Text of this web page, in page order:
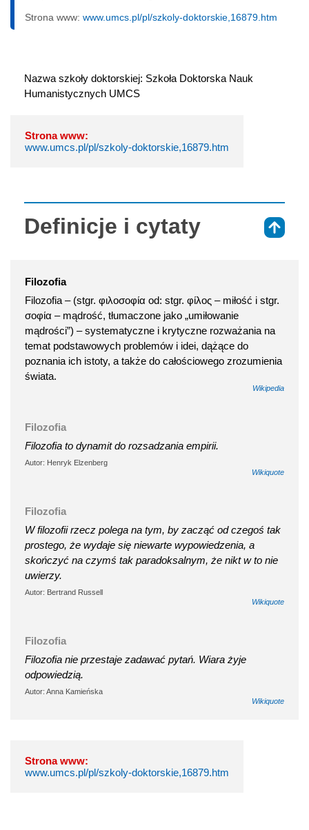
Strona www: www.umcs.pl/pl/szkoly-doktorskie,16879.htm
Nazwa szkoły doktorskiej: Szkoła Doktorska Nauk
Humanistycznych UMCS
Strona www:
www.umcs.pl/pl/szkoly-doktorskie,16879.htm
Definicje i cytaty
Filozofia
Filozofia – (stgr. φιλοσοφία od: stgr. φίλος – miłość i stgr.
σοφία – mądrość, tłumaczone jako „umiłowanie
mądrości”) – systematyczne i krytyczne rozważania na
temat podstawowych problemów i idei, dążące do
poznania ich istoty, a także do całościowego zrozumienia
świata.
Wikipedia
Filozofia
Filozofia to dynamit do rozsadzania empirii.
Autor: Henryk Elzenberg
Wikiquote
Filozofia
W filozofii rzecz polega na tym, by zacząć od czegoś tak
prostego, że wydaje się niewarte wypowiedzenia, a
skończyć na czymś tak paradoksalnym, że nikt w to nie
uwierzy.
Autor: Bertrand Russell
Wikiquote
Filozofia
Filozofia nie przestaje zadawać pytań. Wiara żyje
odpowiedzią.
Autor: Anna Kamieńska
Wikiquote
Strona www:
www.umcs.pl/pl/szkoly-doktorskie,16879.htm